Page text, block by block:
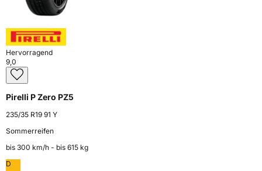
Hervorragend
9,0
Pirelli P Zero PZ5
235/35 R19 91 Y
Sommerreifen
bis 300 km⁠/⁠h - bis 615 kg
D